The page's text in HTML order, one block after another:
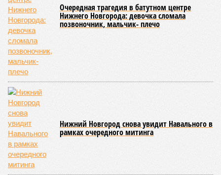
пределах 5–7%, что лишь немного превысит уровень
инфляции. Основными факторами, сдерживающими более
высокие темпы подорожания, станут высокая
себестоимость строительства и сокращение количества
Эксперты прогнозируют, что первичный и вторичный рынки
где-то будут показывать разнонаправленную динамику. На
рынке новостроек, скорее всего, не ожидается
значительного роста, а возможна даже стагнация с
элементами ценовой коррекции. Чтобы стимулировать
продажи в условиях повышенной закредитованности
населения, застройщики будут активно использовать
инструменты ценовой политики: скидки, рассрочки и
выгодные условия покупки.